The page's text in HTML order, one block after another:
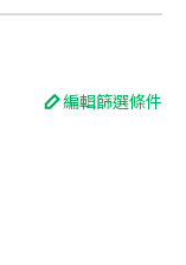
編輯篩選條件